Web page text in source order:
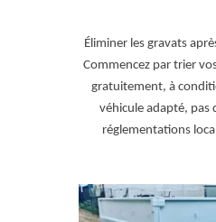
Éliminer les gravats
Commencez par trier
gratuitement, à
véhicule adapté, pas
réglementations